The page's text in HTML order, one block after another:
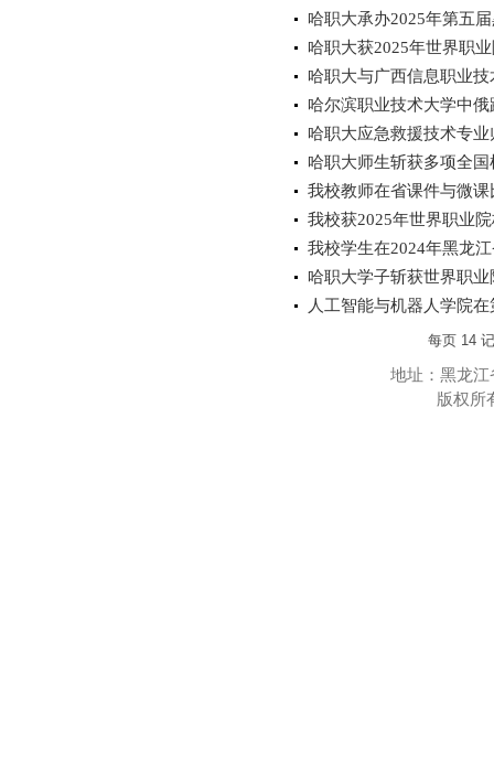
哈职大承办2025年第五
哈职大获2025年世界职
哈职大与广西信息职业
哈尔滨职业技术大学中
哈职大应急救援技术专
哈职大师生斩获多项全
我校教师在省课件与微
我校获2025年世界职业
我校学生在2024年黑龙
哈职大学子斩获世界职
人工智能与机器人学院
每页 14
地址：黑龙
版权所